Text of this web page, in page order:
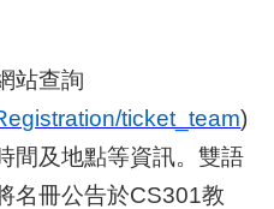
站查詢
ticket_team)
間及地點等資訊。雙語
名冊公告於CS301教